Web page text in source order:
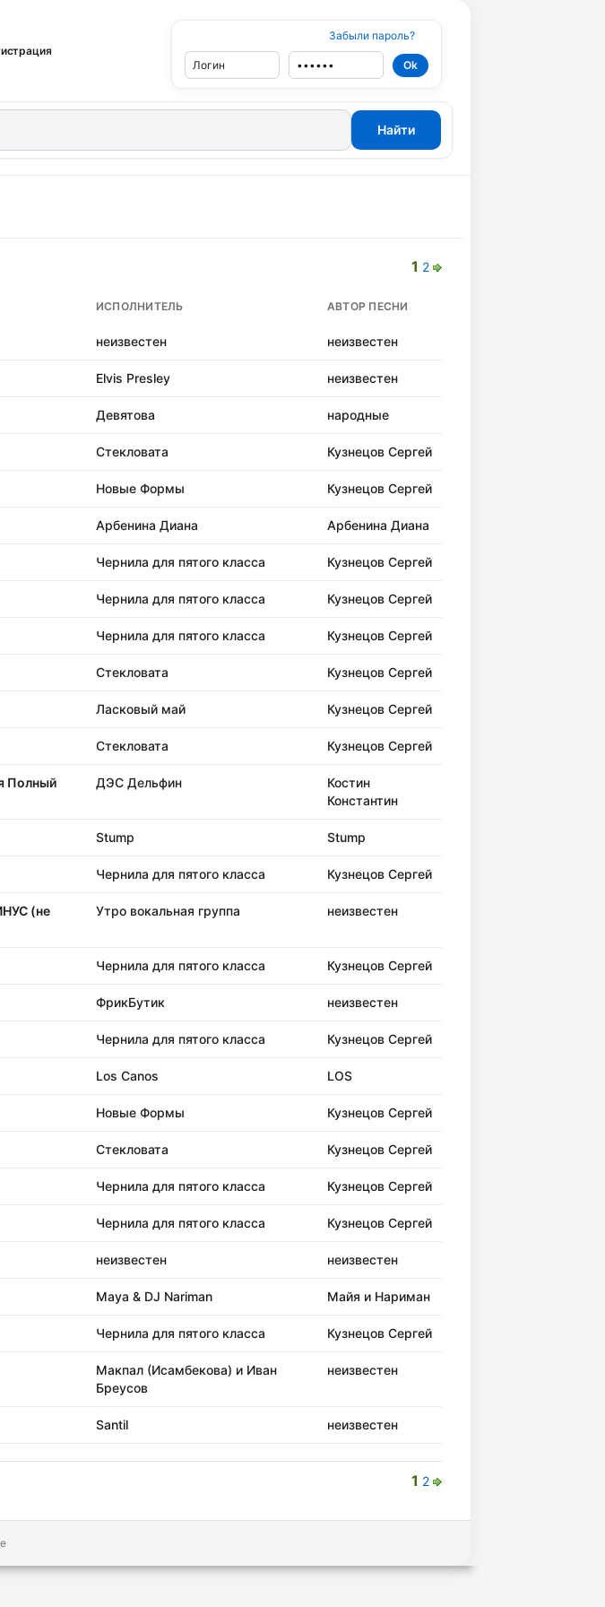
Забыли пароль?
1 2
ИСПОЛНИТЕЛЬ АВТОР ПЕСНИ
неизвестен неизвестен
Elvis Presley неизвестен
Девятова народные
Стекловата Кузнецов Сергей
Новые Формы Кузнецов Сергей
Арбенина Диана Арбенина Диана
Чернила для пятого класса Кузнецов Сергей
Чернила для пятого класса Кузнецов Сергей
Чернила для пятого класса Кузнецов Сергей
Стекловата Кузнецов Сергей
Ласковый май Кузнецов Сергей
Стекловата Кузнецов Сергей
Полный
ДЭС Дельфин
Костин
Константин
Stump Stump
Чернила для пятого класса Кузнецов Сергей
(не
Утро вокальная группа неизвестен
Чернила для пятого класса Кузнецов Сергей
ФрикБутик неизвестен
Чернила для пятого класса Кузнецов Сергей
Los Canos LOS
Новые Формы Кузнецов Сергей
Стекловата Кузнецов Сергей
Чернила для пятого класса Кузнецов Сергей
Чернила для пятого класса Кузнецов Сергей
неизвестен неизвестен
Maya & DJ Nariman Майя и Нариман
Чернила для пятого класса Кузнецов Сергей
Макпал (Исамбекова) и Иван
Бреусов
неизвестен
Santil неизвестен
1 2